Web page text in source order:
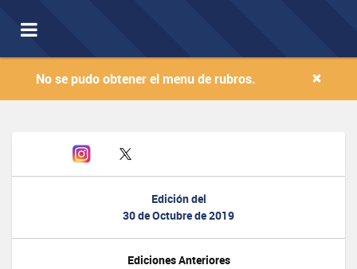
Toggle
navigation
×
No se pudo obtener el menu de rubros.
Edición del
30 de Octubre de 2019
Ediciones Anteriores